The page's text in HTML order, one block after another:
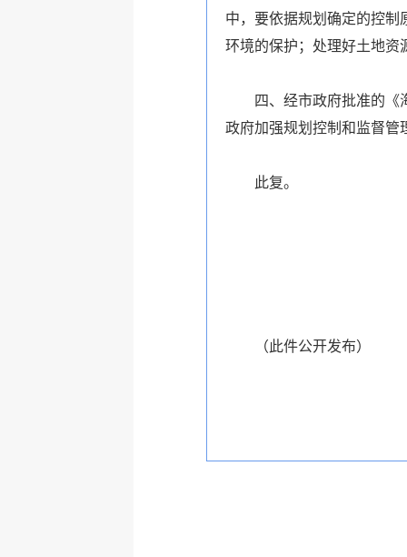
中，要依据规划确定的控制
环境的保护；处理好土地资
四、经市政府批准的《
政府加强规划控制和监督管
此复。
（此件公开发布）